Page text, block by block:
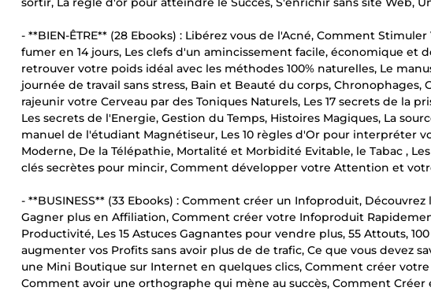
- **BIEN-ÊTRE** (28 Ebooks) : Libérez vous de l'Acné, Comment
fumer en 14 jours, Les clefs d'un amincissement facile, économique et
retrouver votre poids idéal avec les méthodes 100% naturelles, Le
journée de travail sans stress, Bain et Beauté du corps,
rajeunir votre Cerveau par des Toniques Naturels, Les 17 secrets de la
Les secrets de l'Energie, Gestion du Temps, Histoires Magiques, La
manuel de l'étudiant Magnétiseur, Les 10 règles d'Or pour interpréter
Moderne, De la Télépathie, Mortalité et Morbidité Evitable, le Tabac ,
clés secrètes pour mincir, Comment développer votre Attention et
- **BUSINESS** (33 Ebooks) : Comment créer un Infoproduit,
Gagner plus en Affiliation, Comment créer votre Infoproduit
Productivité, Les 15 Astuces Gagnantes pour vendre plus, 55 Attouts,
augmenter vos Profits sans avoir plus de de trafic, Ce que vous devez
une Mini Boutique sur Internet en quelques clics, Comment créer
Comment avoir une orthographe qui mène au succès, Comment